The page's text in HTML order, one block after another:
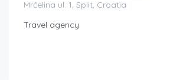
Mrčelina ul. 1, Split, Croatia
Travel agency